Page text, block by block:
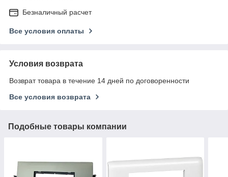
Безналичный расчет
Все условия оплаты
Условия возврата
Возврат товара в течение 14 дней по договоренности
Все условия возврата
Подобные товары компании